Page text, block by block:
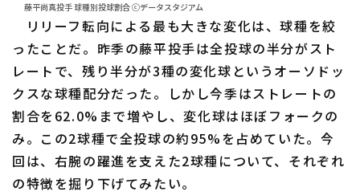
利用規約 プライバシーポリシー
藤平尚真投手 球種別投球割合 ⓒデータスタジアム
リリーフ転向による最も大きな変化は、球種を絞
ったことだ。昨季の藤平投手は全投球の半分がスト
レートで、残り半分が3種の変化球というオーソドッ
クスな球種配分だった。しかし今季はストレートの
割合を62.0%まで増やし、変化球はほぼフォークの
み。この2球種で全投球の約95%を占めていた。今
回は、右腕の躍進を支えた2球種について、それぞれ
の特徴を掘り下げてみたい。